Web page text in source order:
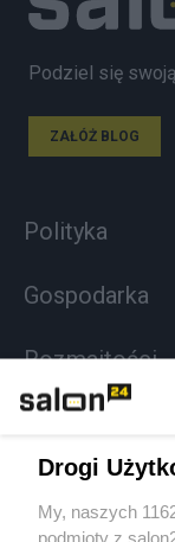
Podziel się
ZAŁÓŻ BLOG
Polityka
Gospodarka
Rozmaitości
Sport
Drogi
My, naszych
podmioty z